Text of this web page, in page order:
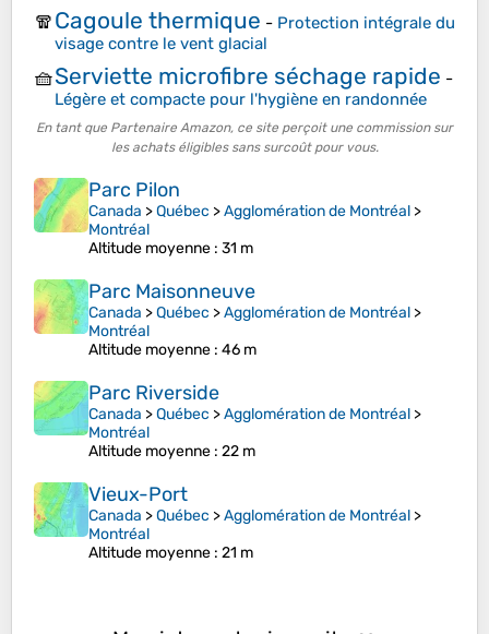
🧣Cagoule thermique - Protection intégrale du
visage contre le vent glacial
🧺Serviette microfibre séchage rapide -
Légère et compacte pour l'hygiène en randonnée
En tant que Partenaire Amazon, ce site perçoit une commission sur
les achats éligibles sans surcoût pour vous.
Parc Pilon
Canada >Québec >Agglomération de Montréal >
Montréal
Altitude moyenne : 31 m
Parc Maisonneuve
Canada >Québec >Agglomération de Montréal >
Montréal
Altitude moyenne : 46 m
Parc Riverside
Canada >Québec >Agglomération de Montréal >
Montréal
Altitude moyenne : 22 m
Vieux-Port
Canada >Québec >Agglomération de Montréal >
Montréal
Altitude moyenne : 21 m